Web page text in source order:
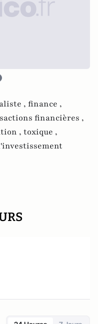
, finance ,
financières ,
, toxique ,